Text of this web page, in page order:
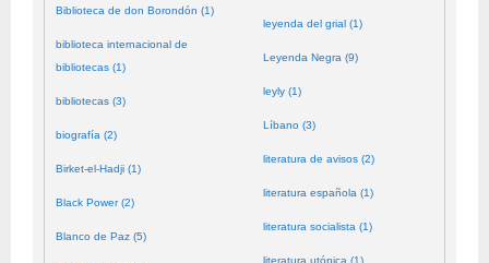
Biblioteca de don Borondón (1)
biblioteca internacional de
bibliotecas (1)
bibliotecas (3)
biografía (2)
Birket-el-Hadji (1)
Black Power (2)
Blanco de Paz (5)
leyenda del grial (1)
Leyenda Negra (9)
leyly (1)
Líbano (3)
literatura de avisos (2)
literatura española (1)
literatura socialista (1)
literatura utópica (1)